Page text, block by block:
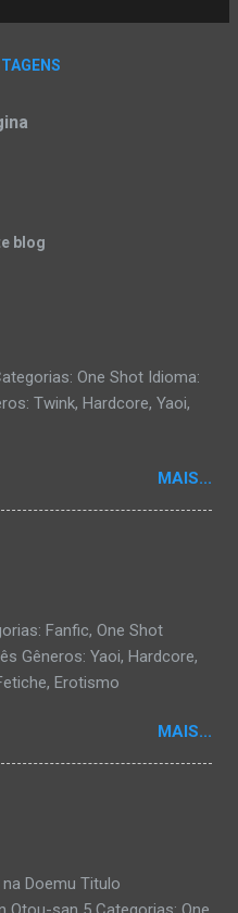
blog
One Shot Idioma:
Twink, Hardcore, Yaoi,
MAIS...
Fanfic, One Shot
Gêneros: Yaoi, Hardcore,
Erotismo
MAIS...
Doemu Titulo